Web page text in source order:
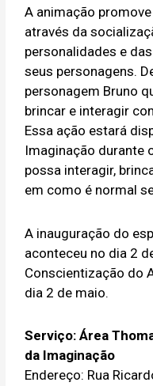
A animação
através da
personalidades e
seus personagens.
personagem Bruno
brincar e interagir
Essa ação estará
Imaginação durante
possa interagir,
em como é normal
A inauguração do
aconteceu no dia 2
Conscientização do
dia 2 de maio.
Serviço: Área
da Imaginação
Endereço: Rua